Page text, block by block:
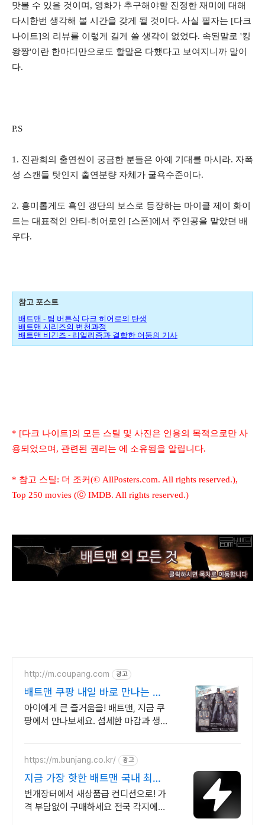
맛볼 수 있을 것이며, 영화가 추구해야할 진정한 재미에 대해
다시한번 생각해 볼 시간을 갖게 될 것이다. 사실 필자는 [다크
나이트]의 리뷰를 이렇게 길게 쓸 생각이 없었다. 속된말로 '킹
왕짱'이란 한마디만으로도 할말은 다했다고 보여지니까 말이
다.
P.S
1. 진관희의 출연씬이 궁금한 분들은 아예 기대를 마시라. 자폭
성 스캔들 탓인지 출연분량 자체가 굴욕수준이다.
2. 흥미롭게도 흑인 갱단의 보스로 등장하는 마이클 제이 화이
트는 대표적인 안티-히어로인 [스폰]에서 주인공을 맡았던 배
우다.
참고 포스트
배트맨 - 팀 버튼식 다크 히어로의 탄생
배트맨 시리즈의 변천과정
배트맨 비긴즈 - 리얼리즘과 결합한 어둠의 기사
* [다크 나이트]의 모든 스틸 및 사진은 인용의 목적으로만 사
용되었으며, 관련된 권리는 에 소유됨을 알립니다.
* 참고 스틸: 더 조커(© AllPosters.com. All rights reserved.),
Top 250 movies (ⓒ IMDB. All rights reserved.)
http://m.coupang.com 광고
배트맨 쿠팡 내일 바로 만나는 피
규어
아이에게 큰 즐거움을! 배트맨, 지금 쿠
팡에서 만나보세요. 섬세한 마감과 생동
https://m.bunjang.co.kr/ 광고
지금 가장 핫한 배트맨 국내 최대
브랜드 중고거래
번개장터에서 새상품급 컨디션으로! 가
격 부담없이 구매하세요 전국 각지에서